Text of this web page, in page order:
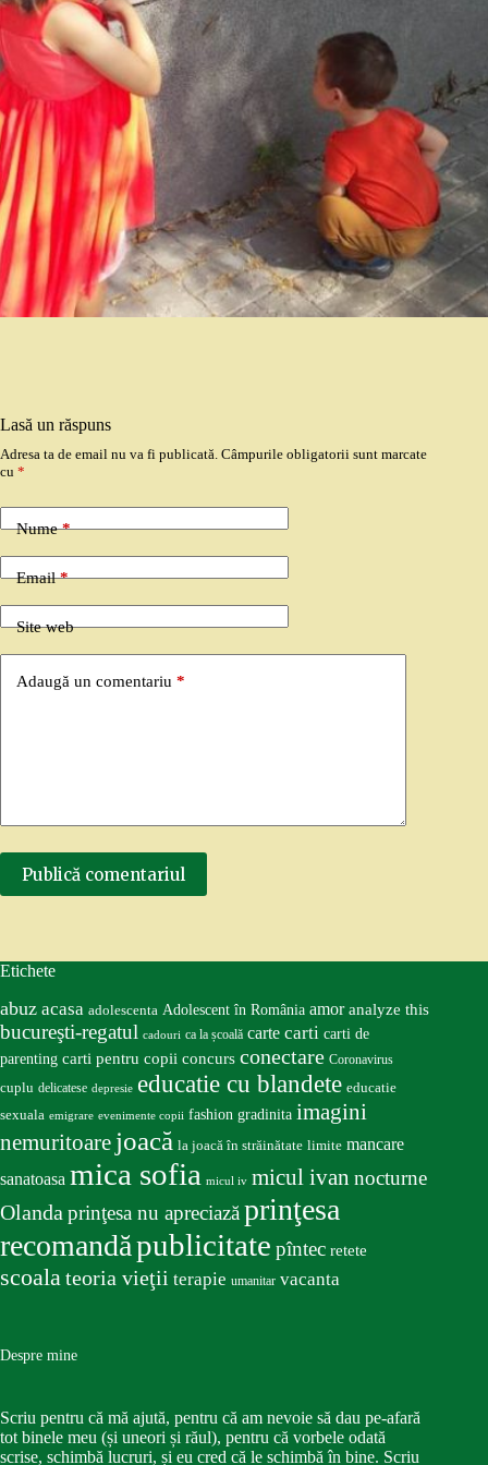
Lasă un răspuns
Adresa ta de email nu va fi publicată. Câmpurile obligatorii sunt marcate
cu *
Nume*
Email*
Site web
Adaugă un comentariu *
Publică comentariul
Etichete
abuz acasa adolescenta Adolescent în România amor analyze this
bucureşti-regatul cadouri ca la școală carte carti carti de
parenting carti pentru copii concurs conectare Coronavirus
cuplu delicatese depresie educatie cu blandete educatie
sexuala emigrare evenimente copii fashion gradinita imagini
nemuritoare joacă la joacă în străinătate limite mancare
sanatoasa mica sofia micul iv micul ivan nocturne
Olandaprinţesa nu apreciazăprinţesa
recomandăpublicitate pîntec retete
scoalateoria vieţii terapie umanitar vacanta
Despre mine
Scriu pentru că mă ajută, pentru că am nevoie să dau pe-afară
tot binele meu (și uneori și răul), pentru că vorbele odată
scrise, schimbă lucruri, și eu cred că le schimbă în bine. Scriu